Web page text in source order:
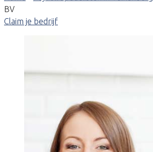
BV
Claim je bedrijf